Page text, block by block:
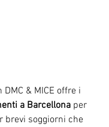
& MICE offre i
a Barcellona per
brevi soggiorni che